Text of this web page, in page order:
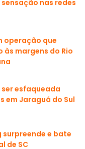
nas redes
operação que
margens do Rio
esfaqueada
em Jaraguá do Sul
surpreende e bate
de SC